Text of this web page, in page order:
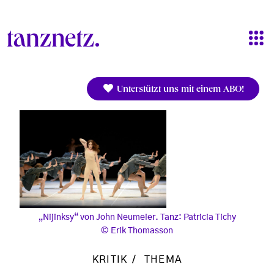
Unterstützt uns mit einem ABO!
„Nijinksy“ von John Neumeier. Tanz: Patricia Tichy
Erik Thomasson
KRITIK THEMA